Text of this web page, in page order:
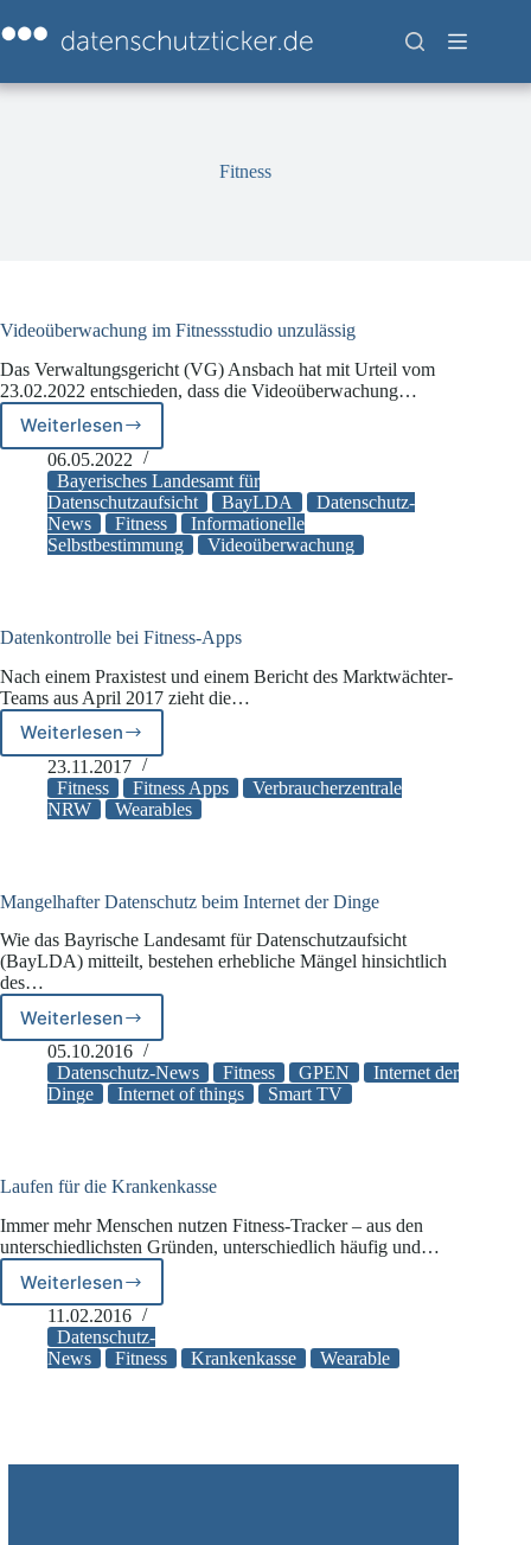
Inhalt
springen
Fitness
Videoüberwachung im Fitnessstudio unzulässig
Das Verwaltungsgericht (VG) Ansbach hat mit Urteil vom
23.02.2022 entschieden, dass die Videoüberwachung…
WeiterlesenVideoüberwachung
im
Fitnessstudio
unzulässig
06.05.2022
Bayerisches Landesamt für
Datenschutzaufsicht
BayLDA
Datenschutz-
News
Fitness
Informationelle
Selbstbestimmung
Videoüberwachung
Datenkontrolle bei Fitness-Apps
Nach einem Praxistest und einem Bericht des Marktwächter-
Teams aus April 2017 zieht die…
WeiterlesenDatenkontrolle
bei
Fitness-
Apps
23.11.2017
Fitness
Fitness Apps
Verbraucherzentrale
NRW
Wearables
Mangelhafter Datenschutz beim Internet der Dinge
Wie das Bayrische Landesamt für Datenschutzaufsicht
(BayLDA) mitteilt, bestehen erhebliche Mängel hinsichtlich
des…
WeiterlesenMangelhafter
Datenschutz
beim
Internet
05.10.2016
Datenschutz-News
Fitness GPEN
Internet der
Dinge
Internet of things Smart TV
Laufen für die Krankenkasse
Immer mehr Menschen nutzen Fitness-Tracker – aus den
unterschiedlichsten Gründen, unterschiedlich häufig und…
Weiterlesen
Laufen
für
die
Krankenkasse
11.02.2016
Datenschutz-
News
Fitness Krankenkasse Wearable